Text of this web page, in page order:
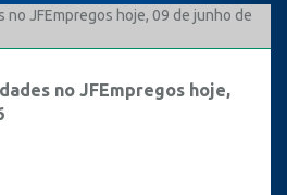
no JFEmpregos hoje,